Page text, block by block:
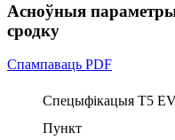
Асноўныя
сродку
Спампаваць PDF
Спецыфікацыя T5
Пункт